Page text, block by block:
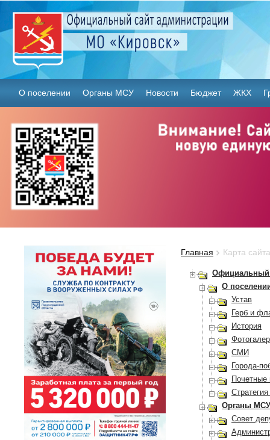
О поселении Органы МСУ Новости Бюджет ЖКХ
Главная Карта сайта
Официальный
О
Устав
Герб и
История
СМИ
Города-
Почетные
Органы МСУ
Совет